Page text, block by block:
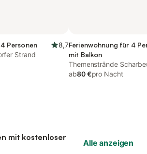
Personen
8,7
Strand
Ferienwohnung für 4
mit Balkon
Themenstrände
Ostseeküste
ab80 €pro Nacht
mit kostenloser
Alle anzeigen